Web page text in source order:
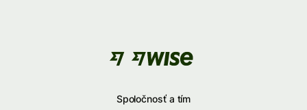
Spoločnosť a tím